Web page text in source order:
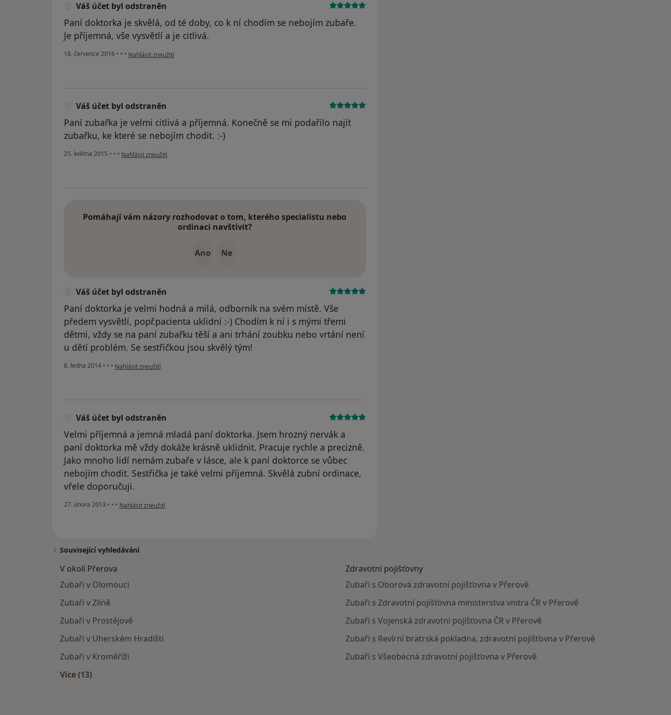
Váš účet byl odstraněn
Paní doktorka je skvělá, od té doby, co k ní chodím se nebojím zubaře.
Je příjemná, vše vysvětlí a je citlivá.
18. července 2016 • • • podle názoru uživatele Váš účet byl odstraněn
Nahlásit zneužití
Váš účet byl odstraněn
Paní zubařka je velmi citlivá a příjemná. Konečně se mi podařilo najít
zubařku, ke které se nebojím chodit. :-)
25. května 2015 • • • podle názoru uživatele Váš účet byl odstraněn
Nahlásit zneužití
Pomáhají vám názory rozhodovat o tom, kterého specialistu nebo
ordinaci navštívit?
Ano Ne
Váš účet byl odstraněn
Paní doktorka je velmi hodná a milá, odborník na svém místě. Vše
předem vysvětlí, popř.pacienta uklidní :-) Chodím k ní i s mými třemi
dětmi, vždy se na paní zubařku těší a ani trhání zoubku nebo vrtání není
u dětí problém. Se sestřičkou jsou skvělý tým!
8. ledna 2014 • • • podle názoru uživatele Váš účet byl odstraněn
Nahlásit zneužití
Váš účet byl odstraněn
Velmi příjemná a jemná mladá paní doktorka. Jsem hrozný nervák a
paní doktorka mě vždy dokáže krásně uklidnit. Pracuje rychle a precizně.
Jako mnoho lidí nemám zubaře v lásce, ale k paní doktorce se vůbec
nebojím chodit. Sestřička je také velmi příjemná. Skvělá zubní ordinace,
vřele doporučuji.
27. února 2013 • • • podle názoru uživatele Váš účet byl odstraněn
Nahlásit zneužití
Související vyhledávání
V okolí Přerova
Zubaři v Olomouci
Zubaři v Zlíně
Zubaři v Prostějově
Zubaři v Uherském Hradišti
Zubaři v Kroměříži
Více (13)
Zdravotní pojišťovny
Zubaři s Oborová zdravotní pojišťovna v Přerově
Zubaři s Zdravotní pojišťovna ministerstva vnitra ČR v Přerově
Zubaři s Vojenská zdravotní pojišťovna ČR v Přerově
Zubaři s Revírní bratrská pokladna, zdravotní pojišťovna v Přerově
Zubaři s Všeobecná zdravotní pojišťovna v Přerově